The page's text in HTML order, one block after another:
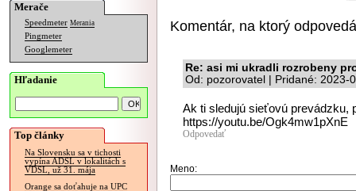
Merače
Speedmeter Merania
Pingmeter
Googlemeter
Hľadanie
Top články
Na Slovensku sa v tichosti
vypína ADSL v lokalitách s
VDSL, už 31. mája
Orange sa doťahuje na UPC
Komentár, na ktorý
Re: asi mi ukradli rozrobeny
Od: pozorovatel | Pridané: 2023-
Ak ti sledujú sieťovú prevádzku,
https://youtu.be/Ogk4mw1pXnE
Odpovedať
Meno: